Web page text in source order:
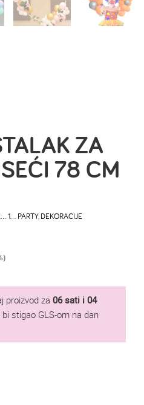
ZA
78 CM
1… PARTY,DEKORACIJE
proizvod za 06 sati i 04
bi stigao GLS-om na dan